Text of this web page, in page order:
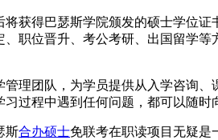
获得巴瑟斯学院颁发的硕士学位
职位晋升、考公考研、出国留学
理团队，为学员提供从入学咨询
过程中遇到任何问题，都可以随时
斯合办硕士免联考在职读项目无疑是